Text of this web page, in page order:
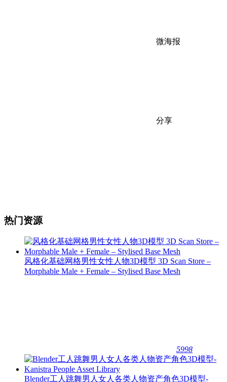
微海报
分享
热门资源
风格化基础网格男性女性人物3D模型 3D Scan Store –
Morphable Male + Female – Stylised Base Mesh
5998
Blender工人跳舞男人女人各类人物资产角色3D模型-